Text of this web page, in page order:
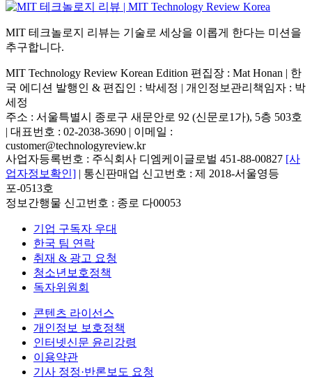
MIT 테크놀로지 리뷰는 기술로 세상을 이롭게 한다는 미션을
추구합니다.
MIT Technology Review Korean Edition 편집장 : Mat Honan | 한
국 에디션 발행인 & 편집인 : 박세정 | 개인정보관리책임자 : 박
세정
주소 : 서울특별시 종로구 새문안로 92 (신문로1가), 5층 503호
| 대표번호 : 02-2038-3690 | 이메일 :
customer@technologyreview.kr
사업자등록번호 : 주식회사 디엠케이글로벌 451-88-00827 [사
업자정보확인] | 통신판매업 신고번호 : 제 2018-서울영등
포-0513호
정보간행물 신고번호 : 종로 다00053
기업 구독자 우대
한국 팀 연락
취재 & 광고 요청
청소년보호정책
독자위원회
콘텐츠 라이선스
개인정보 보호정책
인터넷신문 윤리강령
이용약관
기사 정정·반론보도 요청